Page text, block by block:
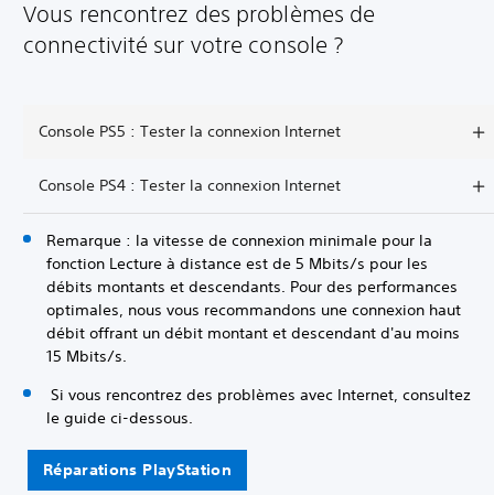
Vous rencontrez des problèmes de
connectivité sur votre console ?
Console PS5 : Tester la connexion Internet
Console PS4 : Tester la connexion Internet
Remarque : la vitesse de connexion minimale pour la
fonction Lecture à distance est de 5 Mbits/s pour les
débits montants et descendants. Pour des performances
optimales, nous vous recommandons une connexion haut
débit offrant un débit montant et descendant d'au moins
15 Mbits/s.
Si vous rencontrez des problèmes avec Internet, consultez
le guide ci-dessous.
Réparations PlayStation